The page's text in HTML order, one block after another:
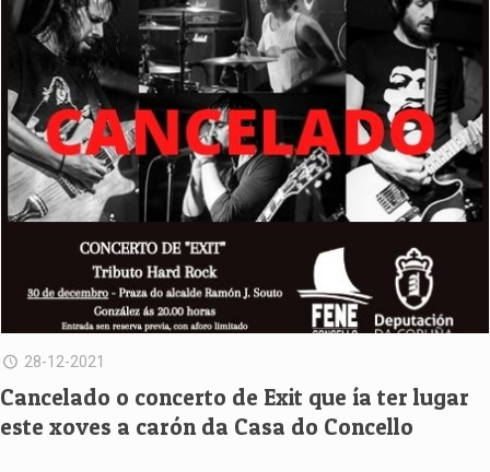
28-12-2021
Cancelado o concerto de Exit que ía ter lugar
este xoves a carón da Casa do Concello